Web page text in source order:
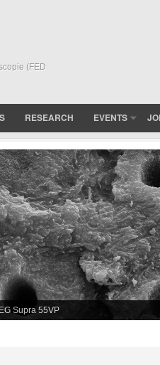
(FED
RESEARCH EVENTS
Supra 55VP